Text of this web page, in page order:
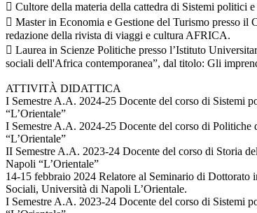
 Cultore della materia della cattedra di Sistemi politici
 Master in Economia e Gestione del Turismo presso il
redazione della rivista di viaggi e cultura AFRICA.
 Laurea in Scienze Politiche presso l’Istituto
sociali dell'Africa contemporanea”, dal titolo: Gli
ATTIVITÀ DIDATTICA
I Semestre A.A. 2024-25 Docente del corso di Sistemi
“L’Orientale”
I Semestre A.A. 2024-25 Docente del corso di
“L’Orientale”
II Semestre A.A. 2023-24 Docente del corso di Storia
Napoli “L’Orientale”
14-15 febbraio 2024 Relatore al Seminario di Dottorato
Sociali, Università di Napoli L’Orientale.
I Semestre A.A. 2023-24 Docente del corso di Sistemi